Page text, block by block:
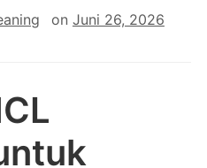
on Juni 26, 2026